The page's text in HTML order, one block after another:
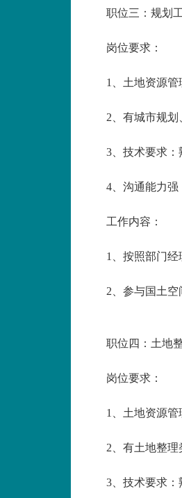
职位三：规划
岗位要求：
1、土地资源
2、有城市规
3、技术要求：
4、沟通能力强
工作内容：
1、按照部门经
2、参与国土空
职位四：土地
岗位要求：
1、土地资源
2、有土地整
3、技术要求：